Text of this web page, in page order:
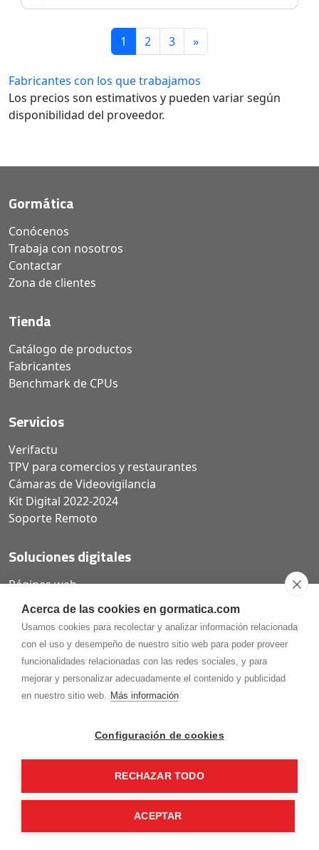
Acerca de las cookies en gormatica.com
Usamos cookies para recolectar y analizar información relacionada
con el uso y desempeño de nuestro sitio web para poder proveer
funcionalidades relacionadas con las redes sociales, y para
mejorar y personalizar adecuadamente el contenido y publicidad
en nuestro sitio web. Más información
Configuración de cookies
RECHAZAR TODO
ACEPTAR
1 2 3 »
Fabricantes con los que trabajamos
Los precios son estimativos y pueden variar según
disponibilidad del proveedor.
Gormática
Conócenos
Trabaja con nosotros
Contactar
Zona de clientes
Tienda
Catálogo de productos
Fabricantes
Benchmark de CPUs
Servicios
Verifactu
TPV para comercios y restaurantes
Cámaras de Videovigilancia
Kit Digital 2022-2024
Soporte Remoto
Soluciones digitales
Páginas web
Tiendas online
975.368.262
¡Síguenos en nuestras redes!